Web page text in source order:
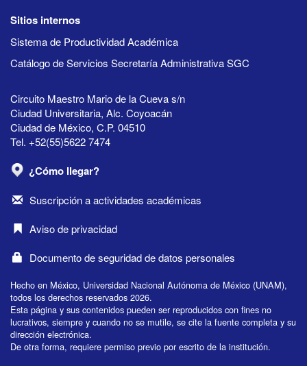
Sitios internos
Sistema de Productividad Académica
Catálogo de Servicios Secretaría Administrativa SGC
Circuito Maestro Mario de la Cueva s/n
Ciudad Universitaria, Alc. Coyoacán
Ciudad de México, C.P. 04510
Tel. +52(55)5622 7474
¿Cómo llegar?
Suscripción a actividades académicas
Aviso de privacidad
Documento de seguridad de datos personales
Hecho en México, Universidad Nacional Autónoma de México (UNAM),
todos los derechos reservados 2026.
Esta página y sus contenidos pueden ser reproducidos con fines no
lucrativos, siempre y cuando no se mutile, se cite la fuente completa y su
dirección electrónica.
De otra forma, requiere permiso previo por escrito de la institución.